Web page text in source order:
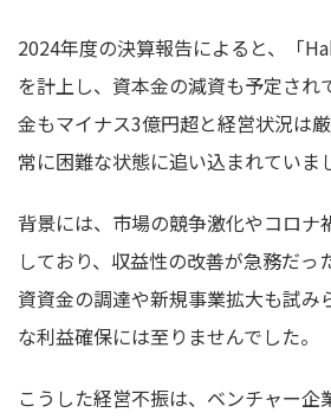
2024年度の決算報告によると、「
を計上し、資本金の減資も予定され
金もマイナス3億円超と経営状況は
常に困難な状態に追い込まれていま
背景には、市場の競争激化やコロナ
しており、収益性の改善が急務だっ
資資金の調達や新規事業拡大も試み
な利益確保には至りませんでした。
こうした経営不振は、ベンチャー企